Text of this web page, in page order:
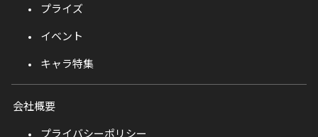
プライズ
イベント
キャラ特集
会社概要
プライバシーポリシー